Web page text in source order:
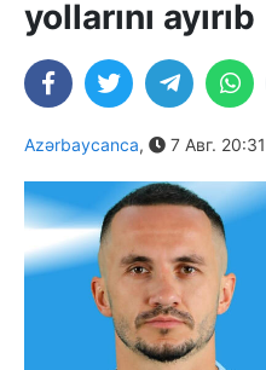
yollarını ayırıb
Azərbaycanca, 7 Авг. 20:31